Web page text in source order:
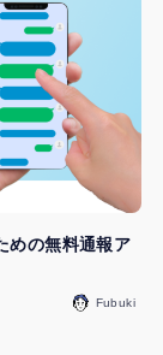
めの無料通報ア
Fubuki